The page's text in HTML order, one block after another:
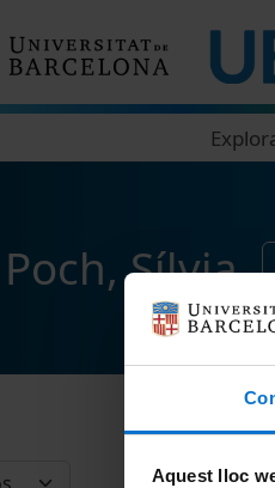
Aquest lloc
Sílvia